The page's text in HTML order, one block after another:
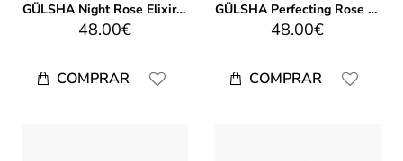
GÜLSHA Night Rose Elixir 20ml
48.00€
COMPRAR
GÜLSHA Perfecting Rose Elixir 20ml
48.00€
COMPRAR